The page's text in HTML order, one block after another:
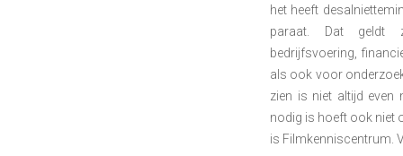
het heeft
paraat. Dat geldt
bedrijfsvoering,
als ook voor
zien is niet altijd even
nodig is hoeft ook niet
is Filmkenniscentrum.